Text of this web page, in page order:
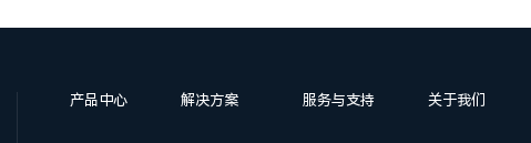
产品中心 解决方案 服务与支持 关于我们